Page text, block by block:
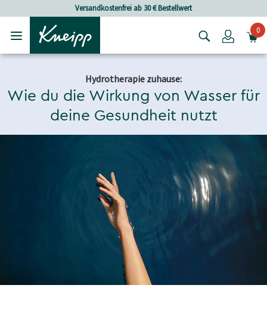
Skip to main content
Skip to footer contentVersandkostenfrei ab 30 € Bestellwert
Login0
Hydrotherapie zuhause:
Wie du die Wirkung von Wasser für
deine Gesundheit nutzt